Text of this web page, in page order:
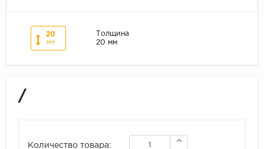
20
мм
Толщина
20 мм
/
Количество товара: